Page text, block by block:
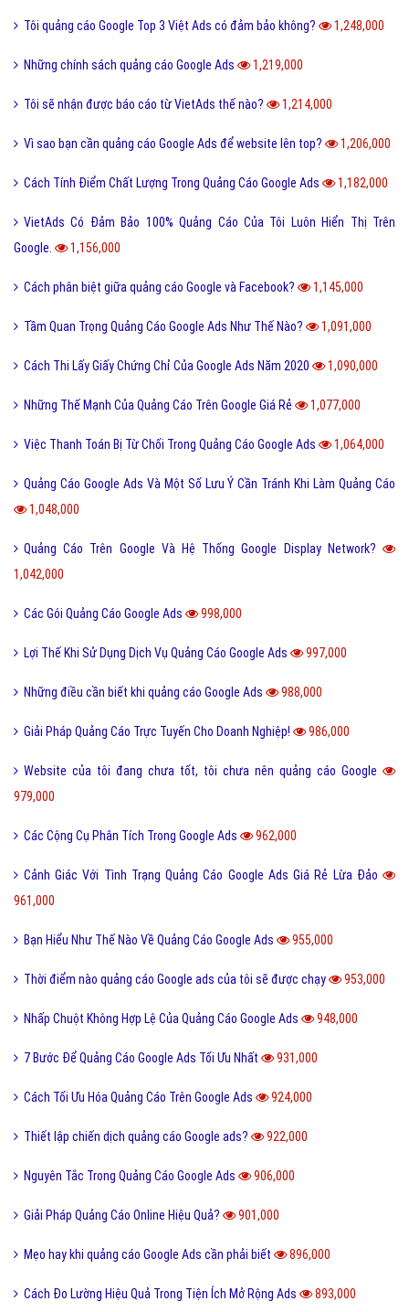
Tôi quảng cáo Google Top 3 Việt Ads có đảm bảo không? 1,248,000
Những chính sách quảng cáo Google Ads 1,219,000
Tôi sẽ nhận được báo cáo từ VietAds thế nào? 1,214,000
Vì sao bạn cần quảng cáo Google Ads để website lên top? 1,206,000
Cách Tính Điểm Chất Lượng Trong Quảng Cáo Google Ads 1,182,000
VietAds Có Đảm Bảo 100% Quảng Cáo Của Tôi Luôn Hiển Thị Trên
Google.
1,156,000
Cách phân biệt giữa quảng cáo Google và Facebook? 1,145,000
Tầm Quan Trọng Quảng Cáo Google Ads Như Thế Nào? 1,091,000
Cách Thi Lấy Giấy Chứng Chỉ Của Google Ads Năm 2020 1,090,000
Những Thế Mạnh Của Quảng Cáo Trên Google Giá Rẻ 1,077,000
Việc Thanh Toán Bị Từ Chối Trong Quảng Cáo Google Ads 1,064,000
Quảng Cáo Google Ads Và Một Số Lưu Ý Cần Tránh Khi Làm Quảng Cáo
1,048,000
Quảng Cáo Trên Google Và Hệ Thống Google Display Network?
1,042,000
Các Gói Quảng Cáo Google Ads 998,000
Lợi Thế Khi Sử Dụng Dịch Vụ Quảng Cáo Google Ads 997,000
Những điều cần biết khi quảng cáo Google Ads 988,000
Giải Pháp Quảng Cáo Trực Tuyến Cho Doanh Nghiệp! 986,000
Website của tôi đang chưa tốt, tôi chưa nên quảng cáo Google
979,000
Các Cộng Cụ Phân Tích Trong Google Ads 962,000
Cảnh Giác Với Tình Trạng Quảng Cáo Google Ads Giá Rẻ Lừa Đảo
961,000
Bạn Hiểu Như Thế Nào Về Quảng Cáo Google Ads 955,000
Thời điểm nào quảng cáo Google ads của tôi sẽ được chạy 953,000
Nhấp Chuột Không Hợp Lệ Của Quảng Cáo Google Ads 948,000
7 Bước Để Quảng Cáo Google Ads Tối Ưu Nhất 931,000
Cách Tối Ưu Hóa Quảng Cáo Trên Google Ads 924,000
Thiết lập chiến dịch quảng cáo Google ads? 922,000
Nguyên Tắc Trong Quảng Cáo Google Ads 906,000
Giải Pháp Quảng Cáo Online Hiệu Quả? 901,000
Mẹo hay khi quảng cáo Google Ads cần phải biết 896,000
Cách Đo Lường Hiệu Quả Trong Tiện Ích Mở Rộng Ads 893,000